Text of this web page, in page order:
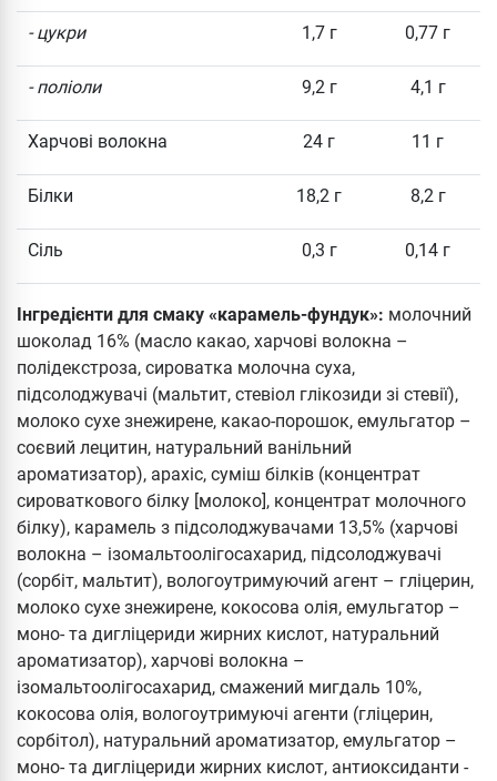
- цукри 1,7 г 0,77 г
- поліоли 9,2 г 4,1 г
Харчові волокна 24 г 11 г
Білки 18,2 г 8,2 г
Сіль 0,3 г 0,14 г
Інгредієнти для смаку «карамель-фундук»: молочний
шоколад 16% (масло какао, харчові волокна –
полідекстроза, сироватка молочна суха,
підсолоджувачі (мальтит, стевіол глікозиди зі стевії),
молоко сухе знежирене, какао-порошок, емульгатор –
соєвий лецитин, натуральний ванільний
ароматизатор), арахіс, суміш білків (концентрат
сироваткового білку [молоко], концентрат молочного
білку), карамель з підсолоджувачами 13,5% (харчові
волокна – ізомальтоолігосахарид, підсолоджувачі
(сорбіт, мальтит), вологоутримуючий агент – гліцерин,
молоко сухе знежирене, кокосова олія, емульгатор –
моно- та дигліцериди жирних кислот, натуральний
ароматизатор), харчові волокна –
ізомальтоолігосахарид, смажений мигдаль 10%,
кокосова олія, вологоутримуючі агенти (гліцерин,
сорбітол), натуральний ароматизатор, емульгатор –
моно- та дигліцериди жирних кислот, антиоксиданти -